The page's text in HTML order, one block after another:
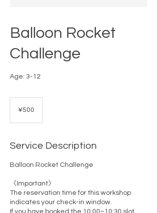
Balloon Rocket
Challenge
Age: 3-12
¥500
Service Description
Balloon Rocket Challenge
《Important》
The reservation time for this workshop
indicates your check-in window.
If you have booked the 10:00–10:30 slot,